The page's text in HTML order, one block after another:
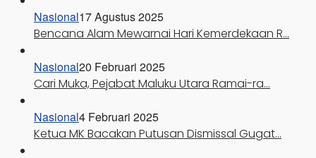
Nasional17 Agustus 2025
Bencana Alam Mewarnai Hari Kemerdekaan R…
Nasional20 Februari 2025
Cari Muka, Pejabat Maluku Utara Ramai-ra…
Nasional4 Februari 2025
Ketua MK Bacakan Putusan Dismissal Gugat…